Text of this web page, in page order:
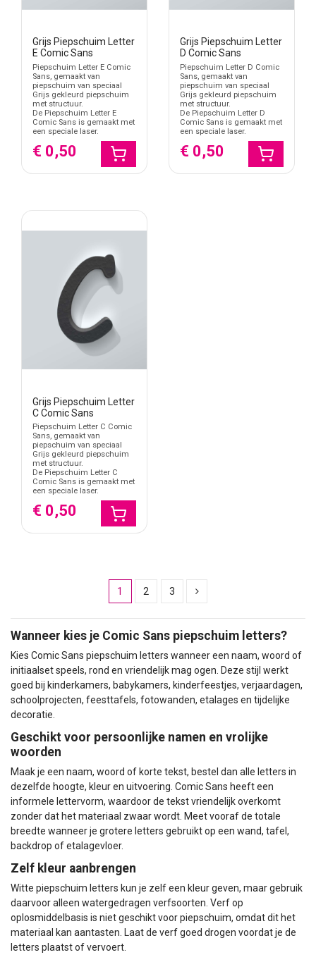
Grijs Piepschuim Letter
E Comic Sans
Piepschuim Letter E Comic
Sans, gemaakt van
piepschuim van speciaal
Grijs gekleurd piepschuim
met structuur.
De Piepschuim Letter E
Comic Sans is gemaakt met
een speciale laser.
€ 0,50
Grijs Piepschuim Letter
D Comic Sans
Piepschuim Letter D Comic
Sans, gemaakt van
piepschuim van speciaal
Grijs gekleurd piepschuim
met structuur.
De Piepschuim Letter D
Comic Sans is gemaakt met
een speciale laser.
€ 0,50
Grijs Piepschuim Letter
C Comic Sans
Piepschuim Letter C Comic
Sans, gemaakt van
piepschuim van speciaal
Grijs gekleurd piepschuim
met structuur.
De Piepschuim Letter C
Comic Sans is gemaakt met
een speciale laser.
€ 0,50
1 2 3
Wanneer kies je Comic Sans piepschuim letters?
Kies Comic Sans piepschuim letters wanneer een naam, woord of
initiaalset speels, rond en vriendelijk mag ogen. Deze stijl werkt
goed bij kinderkamers, babykamers, kinderfeestjes, verjaardagen,
schoolprojecten, feesttafels, fotowanden, etalages en tijdelijke
decoratie.
Geschikt voor persoonlijke namen en vrolijke
woorden
Maak je een naam, woord of korte tekst, bestel dan alle letters in
dezelfde hoogte, kleur en uitvoering. Comic Sans heeft een
informele lettervorm, waardoor de tekst vriendelijk overkomt
zonder dat het materiaal zwaar wordt. Meet vooraf de totale
breedte wanneer je grotere letters gebruikt op een wand, tafel,
backdrop of etalagevloer.
Zelf kleur aanbrengen
Witte piepschuim letters kun je zelf een kleur geven, maar gebruik
daarvoor alleen watergedragen verfsoorten. Verf op
oplosmiddelbasis is niet geschikt voor piepschuim, omdat dit het
materiaal kan aantasten. Laat de verf goed drogen voordat je de
letters plaatst of vervoert.